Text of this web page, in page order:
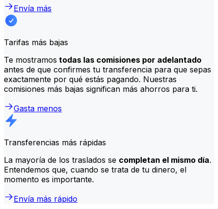
Envía más
Tarifas más bajas
Te mostramos todas las comisiones por adelantado
antes de que confirmes tu transferencia para que sepas
exactamente por qué estás pagando. Nuestras
comisiones más bajas significan más ahorros para ti.
Gasta menos
Transferencias más rápidas
La mayoría de los traslados se completan el mismo día.
Entendemos que, cuando se trata de tu dinero, el
momento es importante.
Envía más rápido